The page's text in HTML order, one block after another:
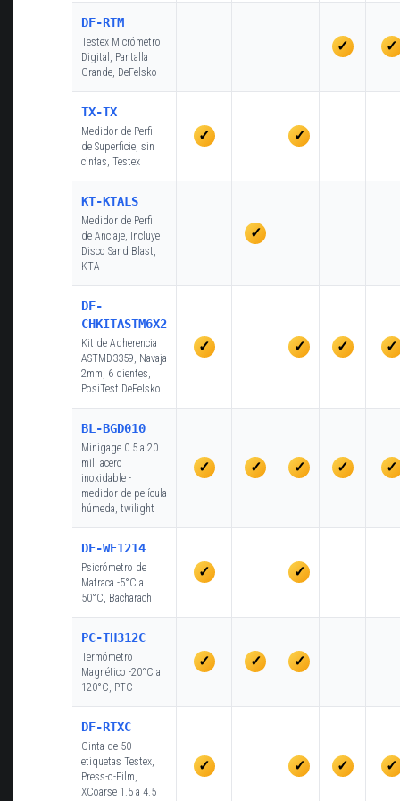
DF-RTM
Testex Micrómetro
Digital, Pantalla
Grande, DeFelsko
✓ ✓
TX-TX
Medidor de Perfil
de Superficie, sin
cintas, Testex
✓ ✓
KT-KTALS
Medidor de Perfil
de Anclaje, Incluye
Disco Sand Blast,
KTA
✓
DF-
CHKITASTM6X2
Kit de Adherencia
ASTMD3359, Navaja
2mm, 6 dientes,
PosiTest DeFelsko
✓ ✓ ✓ ✓
BL-BGD010
Minigage 0.5 a 20
mil, acero
inoxidable -
medidor de película
húmeda, twilight
✓ ✓ ✓ ✓ ✓
DF-WE1214
Psicrómetro de
Matraca -5°C a
50°C, Bacharach
✓ ✓
PC-TH312C
Termómetro
Magnético -20°C a
120°C, PTC
✓ ✓ ✓
DF-RTXC
Cinta de 50
etiquetas Testex,
Press-o-Film,
XCoarse 1.5 a 4.5
✓ ✓ ✓ ✓